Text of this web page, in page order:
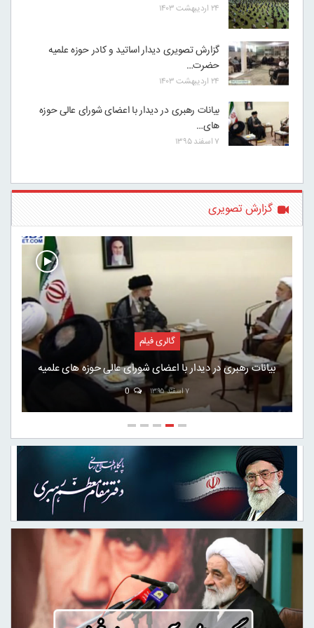
۲۴ اردیبهشت ۱۴۰۳
گزارش تصویری دیدار اساتید و کادر حوزه علمیه
حضرت…
۲۴ اردیبهشت ۱۴۰۳
بیانات رهبری در دیدار با اعضای شورای عالی حوزه
های…
۷ اسفند ۱۳۹۵
گزارش تصویری
گالری فیلم
بیانات رهبری در دیدار با اعضای شورای عالی حوزه های علمیه
۷ اسفند ۱۳۹۵ 0